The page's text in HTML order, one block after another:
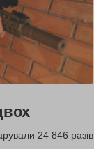
24 846 разів